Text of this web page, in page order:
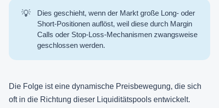
💡 Dies geschieht, wenn der Markt große Long- oder
Short-Positionen auflöst, weil diese durch Margin
Calls oder Stop-Loss-Mechanismen zwangsweise
geschlossen werden.
Die Folge ist eine dynamische Preisbewegung, die sich
oft in die Richtung dieser Liquiditätspools entwickelt.